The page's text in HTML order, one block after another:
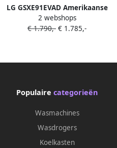
LG GSXE91EVAD Amerikaanse
koelkast Zwart (blacksteel)
Waterreservoir
2 webshops
€ 1.790,- € 1.785,-
Populaire categorieën
Wasmachines
Wasdrogers
Koelkasten